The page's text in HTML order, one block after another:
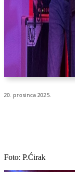
20. prosinca 2025.
Foto: P.Ćirak